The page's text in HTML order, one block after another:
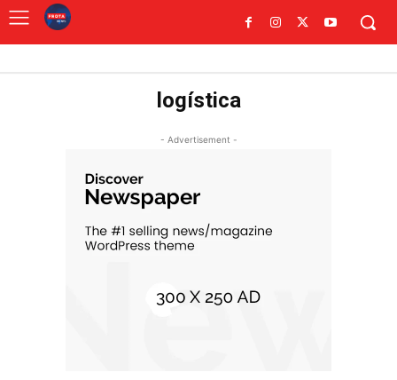
logística
- Advertisement -